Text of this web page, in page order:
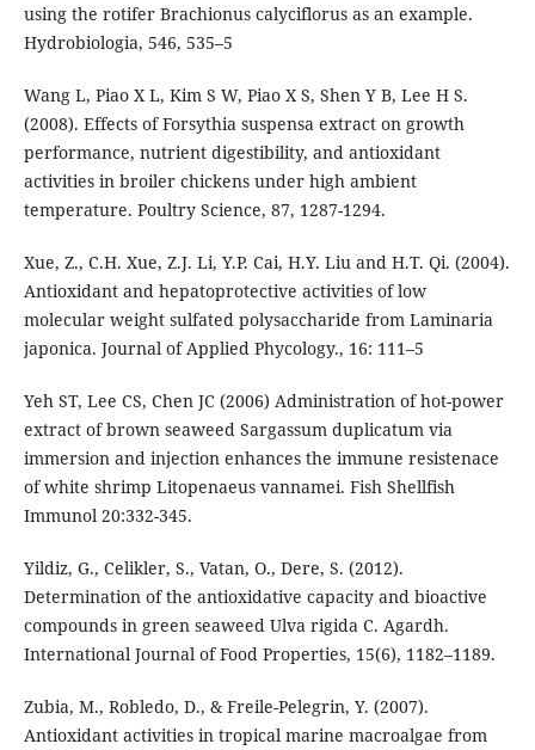
using the rotifer Brachionus calyciflorus as an example.
Hydrobiologia, 546, 535–5
Wang L, Piao X L, Kim S W, Piao X S, Shen Y B, Lee H S.
(2008). Effects of Forsythia suspensa extract on growth
performance, nutrient digestibility, and antioxidant
activities in broiler chickens under high ambient
temperature. Poultry Science, 87, 1287-1294.
Xue, Z., C.H. Xue, Z.J. Li, Y.P. Cai, H.Y. Liu and H.T. Qi. (2004).
Antioxidant and hepatoprotective activities of low
molecular weight sulfated polysaccharide from Laminaria
japonica. Journal of Applied Phycology., 16: 111–5
Yeh ST, Lee CS, Chen JC (2006) Administration of hot-power
extract of brown seaweed Sargassum duplicatum via
immersion and injection enhances the immune resistenace
of white shrimp Litopenaeus vannamei. Fish Shellfish
Immunol 20:332-345.
Yildiz, G., Celikler, S., Vatan, O., Dere, S. (2012).
Determination of the antioxidative capacity and bioactive
compounds in green seaweed Ulva rigida C. Agardh.
International Journal of Food Properties, 15(6), 1182–1189.
Zubia, M., Robledo, D., & Freile-Pelegrin, Y. (2007).
Antioxidant activities in tropical marine macroalgae from